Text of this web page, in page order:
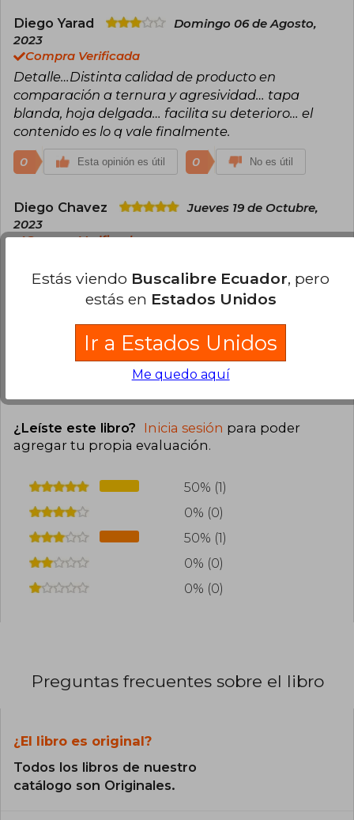
California.
Diego Yarad
Domingo 06 de Agosto,
2023
Compra Verificada
Detalle…Distinta calidad de producto en
comparación a ternura y agresividad… tapa
blanda, hoja delgada… facilita su deterioro… el
contenido es lo q vale finalmente.
0 Esta opinión es útil 0 No es útil
Diego Chavez
Jueves 19 de Octubre,
2023
Compra Verificada
Uno de los mejores en desarrollo personal. Con
respecto al producto y entrega, pues es un libro
cuidado adecuado. La entrega fue a tiempo y el
libro llegó en muy buenas condiciones.
Esta opinión es útil 0
¿Leíste este libro? Inicia sesión para poder
agregar tu propia evaluación.
50% (1)
0% (0)
50% (1)
0% (0)
0% (0)
Preguntas frecuentes sobre el libro
¿El libro es original?
Todos los libros de nuestro
catálogo son Originales.
Estás viendo Buscalibre Ecuador, pero
estás en Estados Unidos
Ir a Estados Unidos
Me quedo aquí